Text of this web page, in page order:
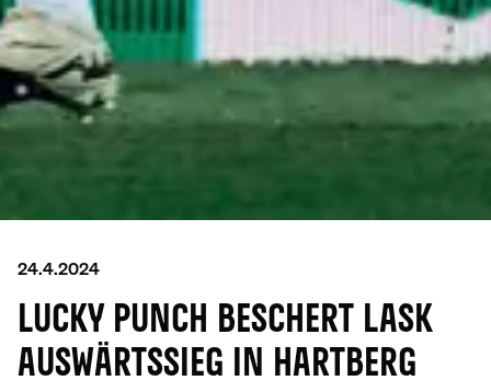
24.4.2024
LUCKY PUNCH BESCHERT LASK
AUSWÄRTSSIEG IN HARTBERG